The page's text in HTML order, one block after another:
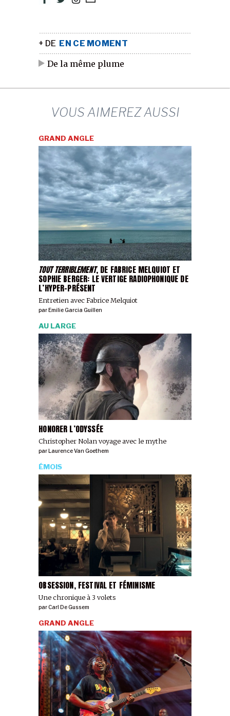
+ DE EN CE MOMENT
De la même plume
VOUS AIMEREZ AUSSI
TOUT TERRIBLEMENT, DE FABRICE MELQUIOT ET
SOPHIE BERGER: LE VERTIGE RADIOPHONIQUE DE
L’HYPER-PRÉSENT
Entretien avec Fabrice Melquiot
GRAND ANGLE
parEmilie Garcia Guillen
HONORER L’ODYSSÉE
Christopher Nolan voyage avec le mythe
AU LARGE
par Laurence Van Goethem
OBSESSION, FESTIVAL ET FÉMINISME
Une chronique à 3 volets
ÉMOIS
parCarl De Gussem
GRAND ANGLE